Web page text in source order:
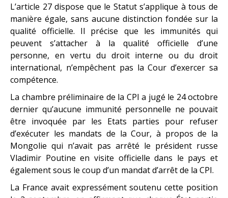
L’article 27 dispose que le Statut s’applique à tous de
manière égale, sans aucune distinction fondée sur la
qualité officielle. Il précise que les immunités qui
peuvent s’attacher à la qualité officielle d’une
personne, en vertu du droit interne ou du droit
international, n’empêchent pas la Cour d’exercer sa
compétence.
La chambre préliminaire de la CPI a jugé le 24 octobre
dernier qu’aucune immunité personnelle ne pouvait
être invoquée par les Etats parties pour refuser
d’exécuter les mandats de la Cour, à propos de la
Mongolie qui n’avait pas arrêté le président russe
Vladimir Poutine en visite officielle dans le pays et
également sous le coup d’un mandat d’arrêt de la CPI.
La France avait expressément soutenu cette position